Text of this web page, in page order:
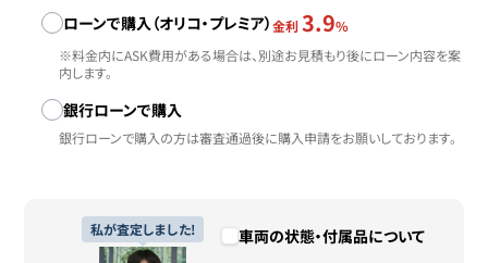
ローンで購入（オリコ・プレミア）金利 3.9%
※料金内にASK費用がある場合は、別途お見積もり後にローン内容を案
内します。
銀行ローンで購入
銀行ローンで購入の方は審査通過後に購入申請をお願いしております。
私が査定しました!
車両の状態・付属品について